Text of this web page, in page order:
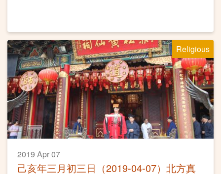
Religious
2019 Apr 07
己亥年三月初三日（2019-04-07）北方真